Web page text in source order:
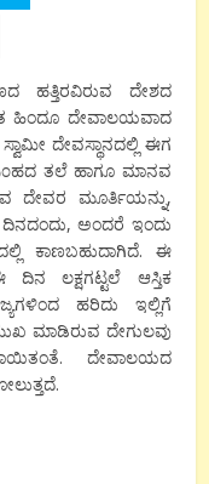
ಹತ್ತಿರವಿರುವ ದೇಶದ
ಹಿಂದೂ ದೇವಾಲಯವಾದ
ದೇವಸ್ಥಾನದಲ್ಲಿ ಈಗ
ತಲೆ ಹಾಗೂ ಮಾನವ
ದೇವರ ಮೂರ್ತಿಯನ್ನು,
ಅಂದರೆ ಇಂದು
ಕಾಣಬಹುದಾಗಿದೆ. ಈ
ಲಕ್ಷಗಟ್ಟಲೆ ಆಸ್ತಿಕ
ಹರಿದು ಇಲ್ಲಿಗೆ
ಮಾಡಿರುವ ದೇಗುಲವು
ದೇವಾಲಯದ